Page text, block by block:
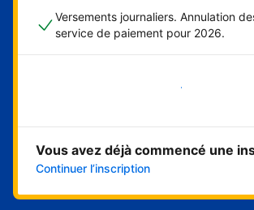
Versements journaliers. Annulation
service de paiement pour 2026.
Démarrer maintenant
Vous avez déjà commencé une
Continuer l’inscription